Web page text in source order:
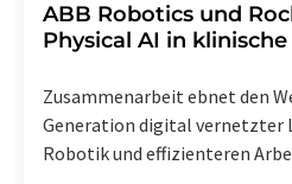
​​​​​​​ABB Robotics und
Physical AI in
Zusammenarbeit ebnet den
Generation digital
Robotik und effizienteren